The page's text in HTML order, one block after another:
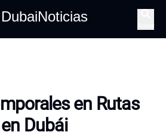
DubaiNoticias
en Rutas
Dubái